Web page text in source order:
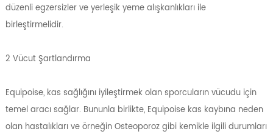
düzenli egzersizler ve yerleşik yeme alışkanlıkları ile
birleştirmelidir.
2 Vücut Şartlandırma
Equipoise, kas sağlığını iyileştirmek olan sporcuların vücudu için
temel aracı sağlar. Bununla birlikte, Equipoise kas kaybına neden
olan hastalıkları ve örneğin Osteoporoz gibi kemikle ilgili durumları